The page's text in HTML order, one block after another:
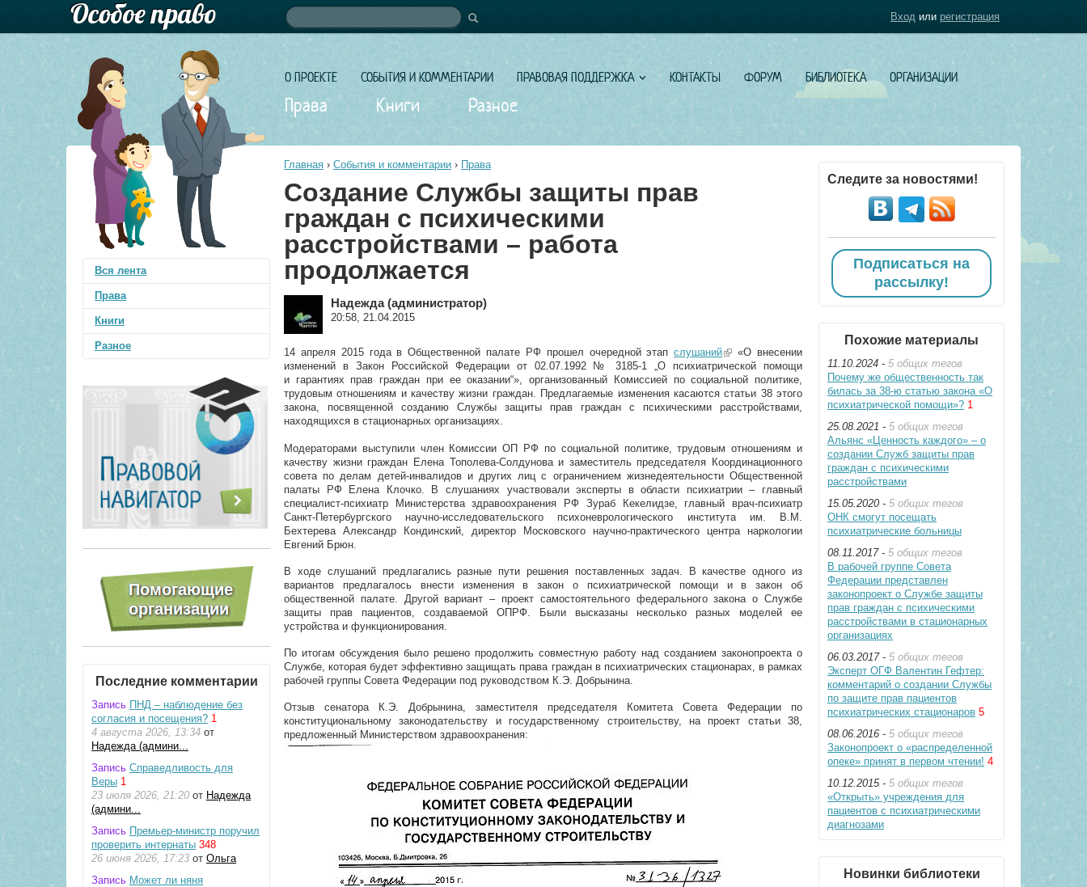
О ПРОЕКТЕ СОБЫТИЯ И КОММЕНТАРИИ ПРАВОВАЯ ПОДДЕРЖКА КОНТАКТЫ ФОРУМ БИБЛИОТЕКА ОРГАНИЗАЦИИ
Права Книги Разное
Форма поиска
Поиск Вход или регистрация
Главная › События и комментарии › Права
Создание Службы защиты прав
граждан с психическими
расстройствами – работа
продолжается
Надежда (администратор)
20:58, 21.04.2015
14 апреля 2015 года в Общественной палате РФ прошел очередной этапслушаний(link is external)
«О внесении
изменений в Закон Российской Федерации от 02.07.1992 № 3185-1 „О психиатрической помощи
и гарантиях прав граждан при ее оказании“», организованный Комиссией по социальной политике,
трудовым отношениям и качеству жизни граждан. Предлагаемые изменения касаются статьи 38 этого
закона, посвященной созданию Службы защиты прав граждан с психическими расстройствами,
находящихся в стационарных организациях.
Модераторами выступили член Комиссии ОП РФ по социальной политике, трудовым отношениям и
качеству жизни граждан Елена Тополева-Солдунова и заместитель председателя Координационного
совета по делам детей-инвалидов и других лиц с ограничением жизнедеятельности Общественной
палаты РФ Елена Клочко. В слушаниях участвовали эксперты в области психиатрии – главный
специалист-психиатр Министерства здравоохранения РФ Зураб Кекелидзе, главный врач-психиатр
Санкт-Петербургского научно-исследовательского психоневрологического института им. В.М.
Бехтерева Александр Кондинский, директор Московского научно-практического центра наркологии
Евгений Брюн.
В ходе слушаний предлагались разные пути решения поставленных задач. В качестве одного из
вариантов предлагалось внести изменения в закон о психиатрической помощи и в закон об
общественной палате. Другой вариант – проект самостоятельного федерального закона о Службе
защиты прав пациентов, создаваемой ОПРФ. Были высказаны несколько разных моделей ее
устройства и функционирования.
По итогам обсуждения было решено продолжить совместную работу над созданием законопроекта о
Службе, которая будет эффективно защищать права граждан в психиатрических стационарах, в рамках
рабочей группы Совета Федерации под руководством К.Э. Добрынина.
Отзыв сенатора К.Э. Добрынина, заместителя председателя Комитета Совета Федерации по
конституциональному законодательству и государственному строительству, на проект статьи 38,
предложенный Министерством здравоохранения:
Вся лента
Права
Книги
Разное
Последние комментарии
Запись ПНД – наблюдение без
согласия и посещения? 1
4 августа 2026, 13:34 от
Надежда (админи...
Запись Справедливость для
Веры 1
23 июля 2026, 21:20 от Надежда
(админи...
Запись Премьер-министр поручил
проверить интернаты 348
26 июня 2026, 17:23 от Ольга
Запись Может ли няня
Следите за новостями!
Подписаться на
рассылку!
Похожие материалы
11.10.2024 - 5 общих тегов
Почему же общественность так
билась за 38-ю статью закона «О
психиатрической помощи»? 1
25.08.2021 - 5 общих тегов
Альянс «Ценность каждого» – о
создании Служб защиты прав
граждан с психическими
расстройствами
15.05.2020 - 5 общих тегов
ОНК смогут посещать
психиатрические больницы
08.11.2017 - 5 общих тегов
В рабочей группе Совета
Федерации представлен
законопроект о Службе защиты
прав граждан с психическими
расстройствами в стационарных
организациях
06.03.2017 - 5 общих тегов
Эксперт ОГФ Валентин Гефтер:
комментарий о создании Службы
по защите прав пациентов
психиатрических стационаров 5
08.06.2016 - 5 общих тегов
Законопроект о «распределенной
опеке» принят в первом чтении! 4
10.12.2015 - 5 общих тегов
«Открыть» учреждения для
пациентов с психиатрическими
диагнозами
Новинки библиотеки